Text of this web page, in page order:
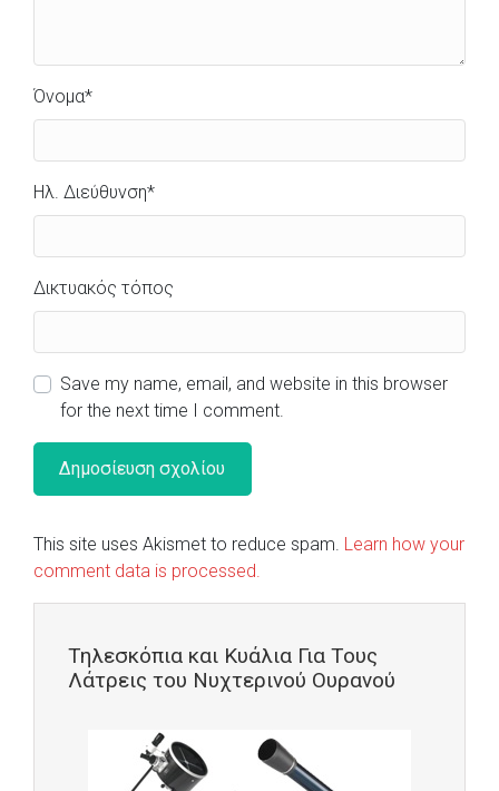
Όνομα*
Ηλ. Διεύθυνση*
Δικτυακός τόπος
Save my name, email, and website in this browser
for the next time I comment.
This site uses Akismet to reduce spam. Learn how your
comment data is processed.
Τηλεσκόπια και Κυάλια Για Τους
Λάτρεις του Νυχτερινού Ουρανού